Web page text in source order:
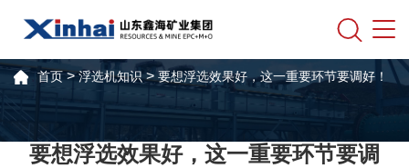
首页>浮选机知识>要想浮选效果好，这一重要环节要调好！
要想浮选效果好，这一重要环节要调